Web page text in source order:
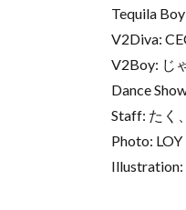
Tequila
V2Diva:
V2Boy: じ
Dance
Staff: たく、
Photo: LOY
Illustration: